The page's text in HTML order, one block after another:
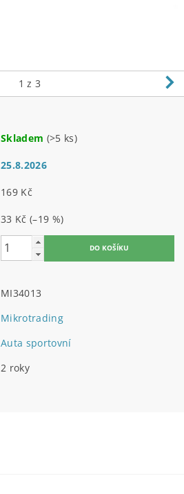
1 z 3
Skladem (>5 ks)
25.8.2026
169 Kč
33 Kč(–19 %)
MI34013
Mikrotrading
Auta sportovní
2 roky